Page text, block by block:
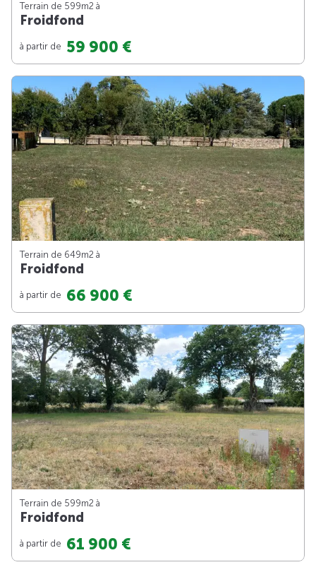
Terrain de 599m2 à
Froidfond
à partir de 59 900 €
Terrain de 649m2 à
Froidfond
à partir de 66 900 €
Terrain de 599m2 à
Froidfond
à partir de 61 900 €